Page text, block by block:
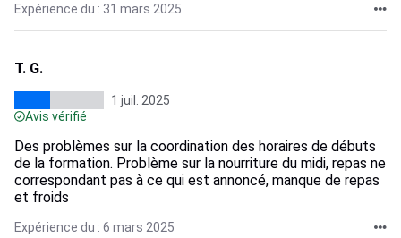
Expérience du : 31 mars 2025
T. G.
1 juil. 2025
Avis vérifié
Des problèmes sur la coordination des horaires de débuts
de la formation. Problème sur la nourriture du midi, repas ne
correspondant pas à ce qui est annoncé, manque de repas
et froids
Expérience du : 6 mars 2025